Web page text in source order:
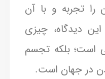
تجربه و با آن
دیدگاه، چیزی
است؛ بلکه تجسم
در جهان است.